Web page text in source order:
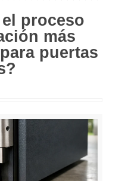
proceso
más
puertas